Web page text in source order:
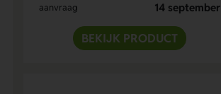
aanvraag
14 september
BEKIJK PRODUCT